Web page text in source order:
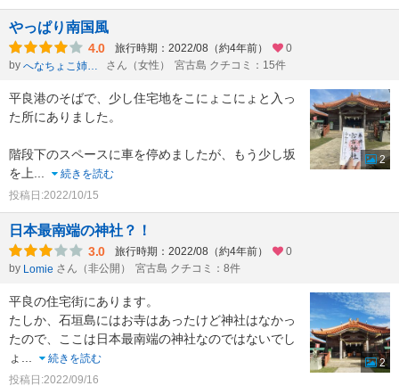
やっぱり南国風
4.0 旅行時期：2022/08（約4年前）
0
by
へなちょこ姉さん さん（女性） 宮古島 クチコミ：15件
平良港のそばで、少し住宅地をこにょこにょと入っ
た所にありました。
階段下のスペースに車を停めましたが、もう少し坂
を上
続きを読む
投稿日:2022/10/15
2
日本最南端の神社？！
3.0 旅行時期：2022/08（約4年前）
0
by Lomie さん（非公開） 宮古島 クチコミ：8件
平良の住宅街にあります。
たしか、石垣島にはお寺はあったけど神社はなかっ
たので、ここは日本最南端の神社なのではないでし
ょ
続きを読む
投稿日:2022/09/16
2